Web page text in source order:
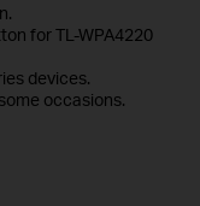
for TL-WPA4220
devices.
occasions.